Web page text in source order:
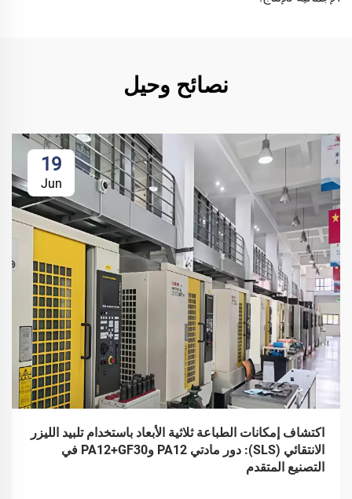
نصائح وحيل
19
Jun
اكتشاف إمكانات الطباعة ثلاثية الأبعاد باستخدام تلبيد الليزر
الانتقائي (SLS): دور مادتي PA12 وPA12+GF30 في
التصنيع المتقدم